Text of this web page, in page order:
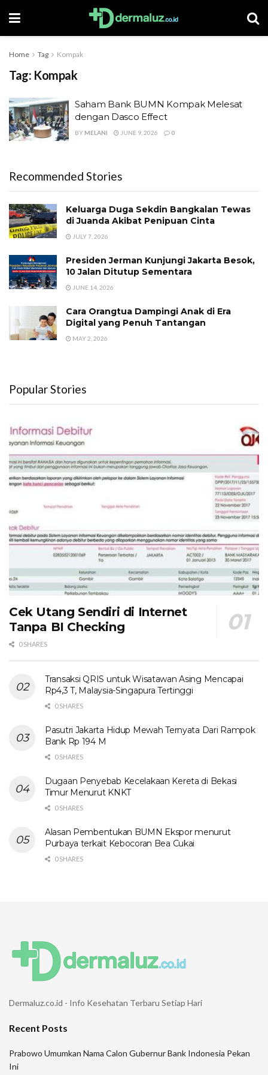
Home Tag Kompak
Tag: Kompak
Saham Bank BUMN Kompak Melesat
dengan Dasco Effect
BY MELANI JUNE 9, 2026 0
Recommended Stories
Keluarga Duga Sekdin Bangkalan Tewas
di Juanda Akibat Penipuan Cinta
JULY 7, 2026
Presiden Jerman Kunjungi Jakarta Besok,
10 Jalan Ditutup Sementara
JUNE 14, 2026
Cara Orangtua Dampingi Anak di Era
Digital yang Penuh Tantangan
MAY 2, 2026
Popular Stories
Cek Utang Sendiri di Internet
Tanpa BI Checking
0 SHARES
Transaksi QRIS untuk Wisatawan Asing Mencapai
Rp4,3 T, Malaysia-Singapura Tertinggi
0 SHARES
Pasutri Jakarta Hidup Mewah Ternyata Dari Rampok
Bank Rp 194 M
0 SHARES
Dugaan Penyebab Kecelakaan Kereta di Bekasi
Timur Menurut KNKT
0 SHARES
Alasan Pembentukan BUMN Ekspor menurut
Purbaya terkait Kebocoran Bea Cukai
0 SHARES
Dermaluz.co.id - Info Kesehatan Terbaru Setiap Hari
Recent Posts
Prabowo Umumkan Nama Calon Gubernur Bank Indonesia Pekan
Ini